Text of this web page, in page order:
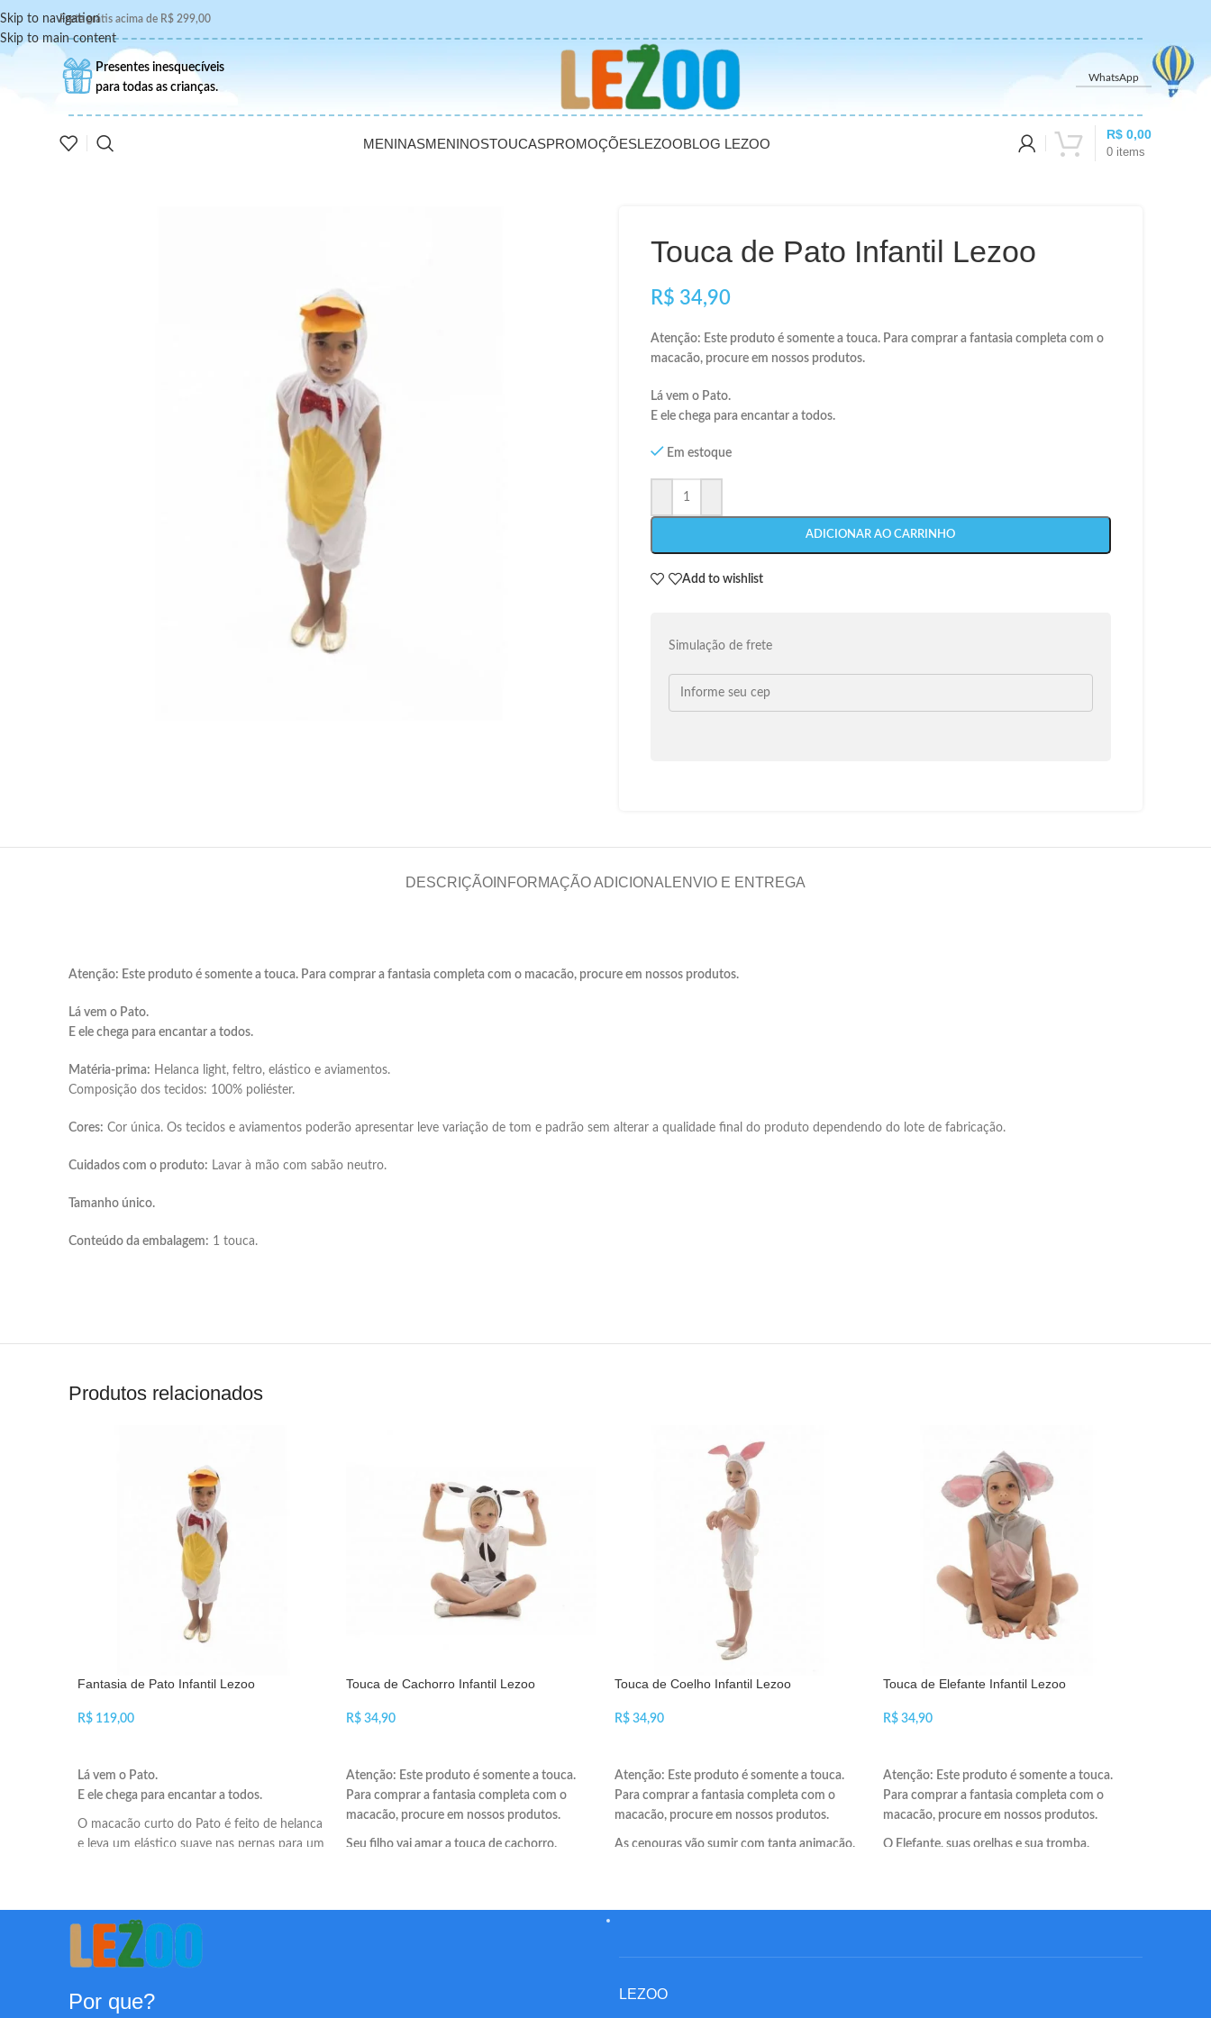
Skip to navigation
Skip to main content
Frete grátis acima de R$ 299,00
Presentes inesquecíveis
para todas as crianças.
WhatsApp
MENINASMENINOSTOUCASPROMOÇÕESLEZOOBLOG LEZOO
0 items
R$ 0,00
Touca de Pato Infantil Lezoo
R$
Atenção: Este produto é somente a touca. Para comprar a fantasia completa com o
macacão, procure em nossos produtos.
Lá vem o Pato.
E ele chega para encantar a todos.
Em estoque
ADICIONAR AO CARRINHO
Add to wishlist
Simulação de frete
DESCRIÇÃO INFORMAÇÃO ADICIONALENVIO E ENTREGA
Atenção: Este produto é somente a touca. Para comprar a fantasia completa com o macacão, procure em nossos produtos.
Lá vem o Pato.
E ele chega para encantar a todos.
Matéria-prima: Helanca light, feltro, elástico e aviamentos.
Composição dos tecidos: 100% poliéster.
Cores: Cor única. Os tecidos e aviamentos poderão apresentar leve variação de tom e padrão sem alterar a qualidade final do produto dependendo do lote de fabricação.
Cuidados com o produto: Lavar à mão com sabão neutro.
Tamanho único.
Conteúdo da embalagem: 1 touca.
Produtos relacionados
Fantasia de Pato Infantil Lezoo
R$
Lá vem o Pato.
E ele chega para encantar a todos.
O macacão curto do Pato é feito de helanca
e leva um elástico suave nas pernas para um
com helanca light. Um tecido leve, resistente
e flexível para maior conforto do seu filho.
Touca de Cachorro Infantil Lezoo
R$
Atenção: Este produto é somente a touca.
Para comprar a fantasia completa com o
macacão, procure em nossos produtos.
Seu filho vai amar a touca de cachorro.
Touca de Coelho Infantil Lezoo
R$
Atenção: Este produto é somente a touca.
Para comprar a fantasia completa com o
macacão, procure em nossos produtos.
As cenouras vão sumir com tanta animação.
Touca de Elefante Infantil Lezoo
R$
Atenção: Este produto é somente a touca.
Para comprar a fantasia completa com o
macacão, procure em nossos produtos.
O Elefante, suas orelhas e sua tromba.
Por que? LEZOO